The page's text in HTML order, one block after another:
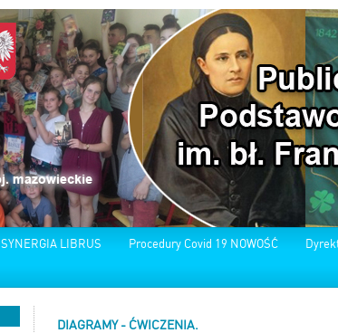
SYNERGIA LIBRUS Procedury Covid 19 NOWOŚĆ
DIAGRAMY - ĆWICZENIA.